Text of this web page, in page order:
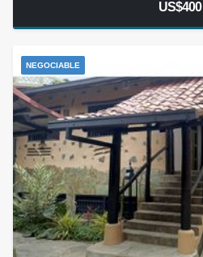
US$400
NEGOCIABLE